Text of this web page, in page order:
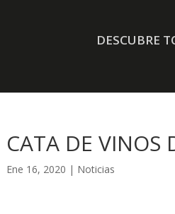
DESCUBRE
CATA DE VINOS
Ene 16, 2020 | Noticias